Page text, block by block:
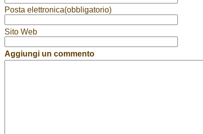
Posta elettronica(obbligatorio)
Sito Web
Aggiungi un commento